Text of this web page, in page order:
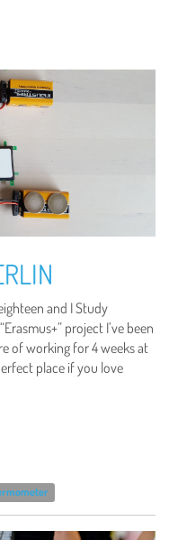
and I Study
project I’ve been
of working for 4 weeks at
place if you love